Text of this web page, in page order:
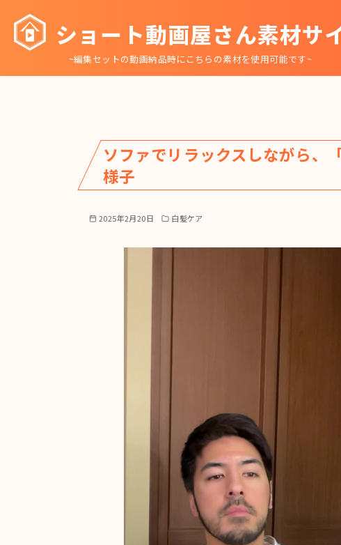
ショート動画屋さん素材サ
~編集セットの動画納品時にこちらの素材を使用可能です~
ソファでリラックスしながら、
様子
2025年2月20日 白髪ケア